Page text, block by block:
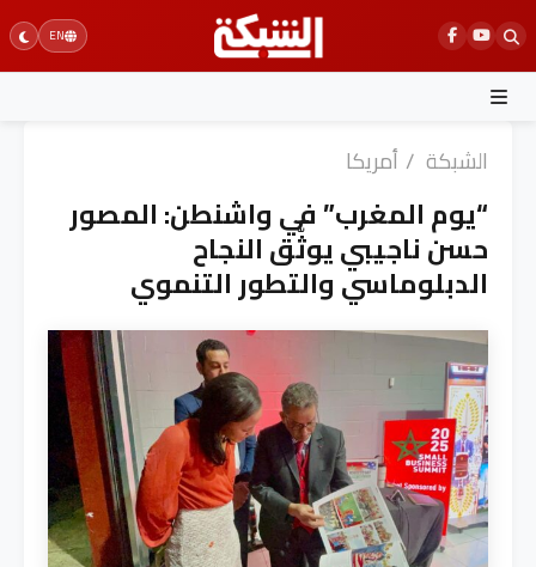
Skip
to
content
EN
الشبكة / أمريكا
“يوم المغرب” في واشنطن: المصور
حسن ناجيبي يوثّق النجاح
الدبلوماسي والتطور التنموي